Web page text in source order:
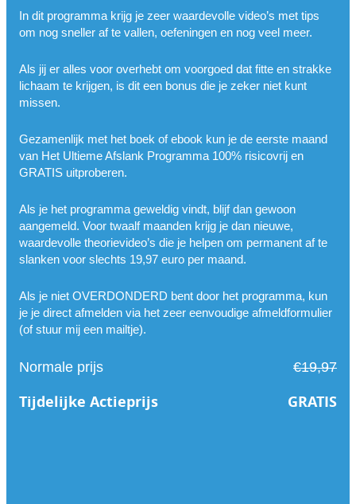
In dit programma krijg je zeer waardevolle video’s met tips
om nog sneller af te vallen, oefeningen en nog veel meer.
Als jij er alles voor overhebt om voorgoed dat fitte en strakke
lichaam te krijgen, is dit een bonus die je zeker niet kunt
missen.
Gezamenlijk met het boek of ebook kun je de eerste maand
van Het Ultieme Afslank Programma 100% risicovrij en
GRATIS uitproberen.
Als je het programma geweldig vindt, blijf dan gewoon
aangemeld. Voor twaalf maanden krijg je dan nieuwe,
waardevolle theorievideo’s die je helpen om permanent af te
slanken voor slechts 19,97 euro per maand.
Als je niet OVERDONDERD bent door het programma, kun
je je direct afmelden via het zeer eenvoudige afmeldformulier
(of stuur mij een mailtje).
Normale prijs €19,97
Tijdelijke Actieprijs GRATIS